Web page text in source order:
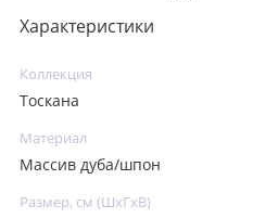
Характеристики
Коллекция
Тоскана
Материал
Массив дуба/шпон
Размер, см (ШхГхВ)